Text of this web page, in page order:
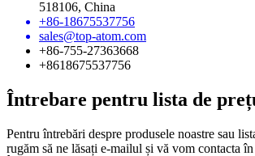
518106, China
+86-18675537756
sales@top-atom.com
+86-755-27363668
+8618675537756
Întrebare pentru lista de
Pentru întrebări despre produsele noastre sau
rugăm să ne lăsați e-mailul și vă vom contacta